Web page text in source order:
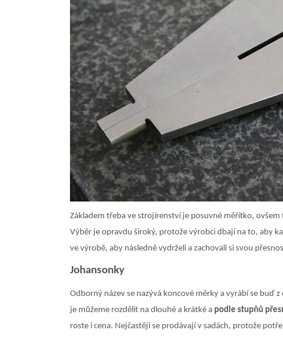
Základem třeba ve strojírenství je posuvné měřítko, ovšem
Výběr je opravdu široký, protože výrobci dbají na to, aby
ve výrobě, aby následně vydrželi a zachovali si svou
Johansonky
Odborný název se nazývá koncové měrky a vyrábí se buď
je můžeme rozdělit na dlouhé a krátké a podle stupňů
roste i cena. Nejčastěji se prodávají v sadách, protože